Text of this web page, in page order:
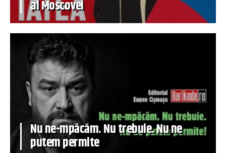
al Moscovei
Nu ne-mpăcăm. Nu trebuie. Nu ne
putem permite